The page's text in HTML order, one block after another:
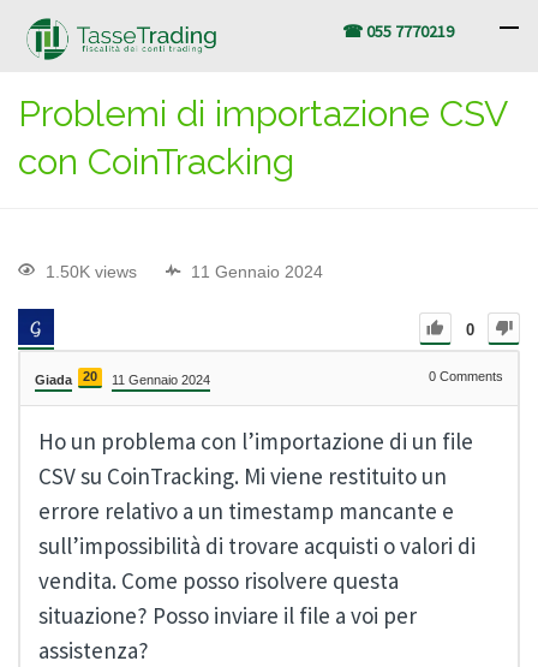
☎ 055 7770219
Problemi di importazione CSV
con CoinTracking
1.50K views 11 Gennaio 2024
0
Giada 20 11 Gennaio 2024 0 Comments
Ho un problema con l’importazione di un file
CSV su CoinTracking. Mi viene restituito un
errore relativo a un timestamp mancante e
sull’impossibilità di trovare acquisti o valori di
vendita. Come posso risolvere questa
situazione? Posso inviare il file a voi per
assistenza?